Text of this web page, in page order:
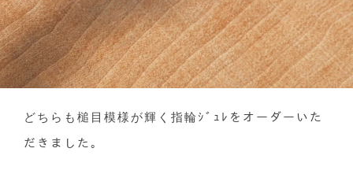
どちらも槌目模様が輝く指輪ｼﾞｭﾚをオーダーいた
だきました。